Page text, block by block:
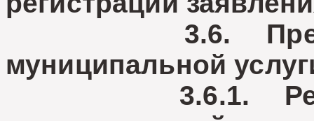
3.6.
муниципальной
3.6.1.